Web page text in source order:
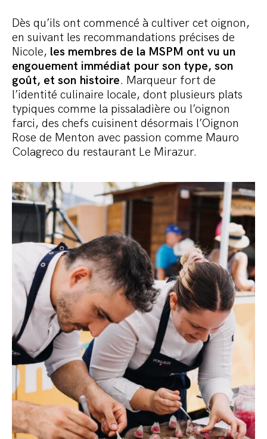
Dès qu’ils ont commencé à cultiver cet oignon,
en suivant les recommandations précises de
Nicole, les membres de la MSPM ont vu un
engouement immédiat pour son type, son
goût, et son histoire. Marqueur fort de
l’identité culinaire locale, dont plusieurs plats
typiques comme la pissaladière ou l’oignon
farci, des chefs cuisinent désormais l’Oignon
Rose de Menton avec passion comme Mauro
Colagreco du restaurant Le Mirazur.